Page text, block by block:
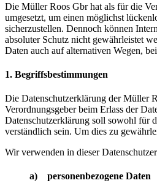
Die Müller Roos Gbr hat als für die
umgesetzt, um einen möglichst
sicherzustellen. Dennoch können
absoluter Schutz nicht gewährleistet
Daten auch auf alternativen Wegen,
1. Begriffsbestimmungen
Die Datenschutzerklärung der Müller
Verordnungsgeber beim Erlass der
Datenschutzerklärung soll sowohl für
verständlich sein. Um dies zu
Wir verwenden in dieser
a) personenbezogene Daten